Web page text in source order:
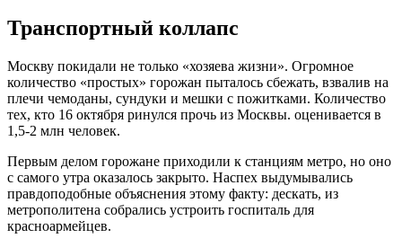
Транспортный коллапс
Москву покидали не только «хозяева жизни». Огромное
количество «простых» горожан пыталось сбежать, взвалив на
плечи чемоданы, сундуки и мешки с пожитками. Количество
тех, кто 16 октября ринулся прочь из Москвы. оценивается в
1,5-2 млн человек.
Первым делом горожане приходили к станциям метро, но оно
с самого утра оказалось закрыто. Наспех выдумывались
правдоподобные объяснения этому факту: дескать, из
метрополитена собрались устроить госпиталь для
красноармейцев.